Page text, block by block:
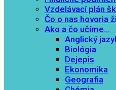
Vzdelávací plán
Čo o nas hovoria
Ako a čo učíme…
Anglický
Biológia
Dejepis
Ekonomika
Geografia